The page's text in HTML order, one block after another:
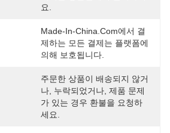
요.
Made-In-China.com에서 결
제하는 모든 결제는 플랫폼에
의해 보호됩니다.
주문한 상품이 배송되지 않거
나, 누락되었거나, 제품 문제
가 있는 경우 환불을 요청하
세요.